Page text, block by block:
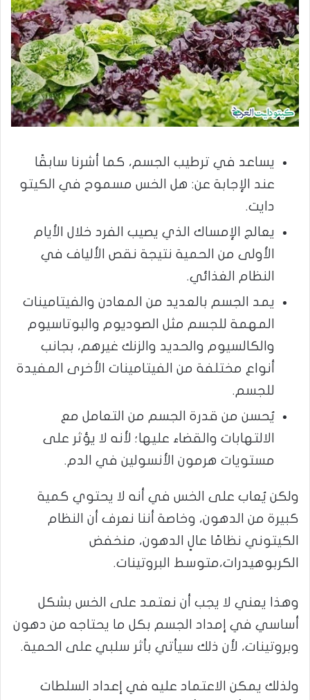
يساعد في ترطيب الجسم، كما أشرنا سابقًا
عند الإجابة عن: هل الخس مسموح في الكيتو
دايت.
يعالج الإمساك الذي يصيب الفرد خلال الأيام
الأولى من الحمية نتيجة نقص الألياف في
النظام الغذائي.
يمد الجسم بالعديد من المعادن والفيتامينات
المهمة للجسم مثل الصوديوم والبوتاسيوم
والكالسيوم والحديد والزنك غيرهم، بجانب
أنواع مختلفة من الفيتامينات الأخرى المفيدة
للجسم.
يُحسن من قدرة الجسم من التعامل مع
الالتهابات والقضاء عليها؛ لأنه لا يؤثر على
مستويات هرمون الأنسولين في الدم.
ولكن يُعاب على الخس في أنه لا يحتوي كمية
كبيرة من الدهون، وخاصة أننا نعرف أن النظام
الكيتوني نظامًا عالٍ الدهون، منخفض
الكربوهيدرات،متوسط البروتينات.
وهذا يعني لا يجب أن نعتمد على الخس بشكل
أساسي في إمداد الجسم بكل ما يحتاجه من دهون
وبروتينات، لأن ذلك سيأتي بأثر سلبي على الحمية.
ولذلك يمكن الاعتماد عليه في إعداد السلطات